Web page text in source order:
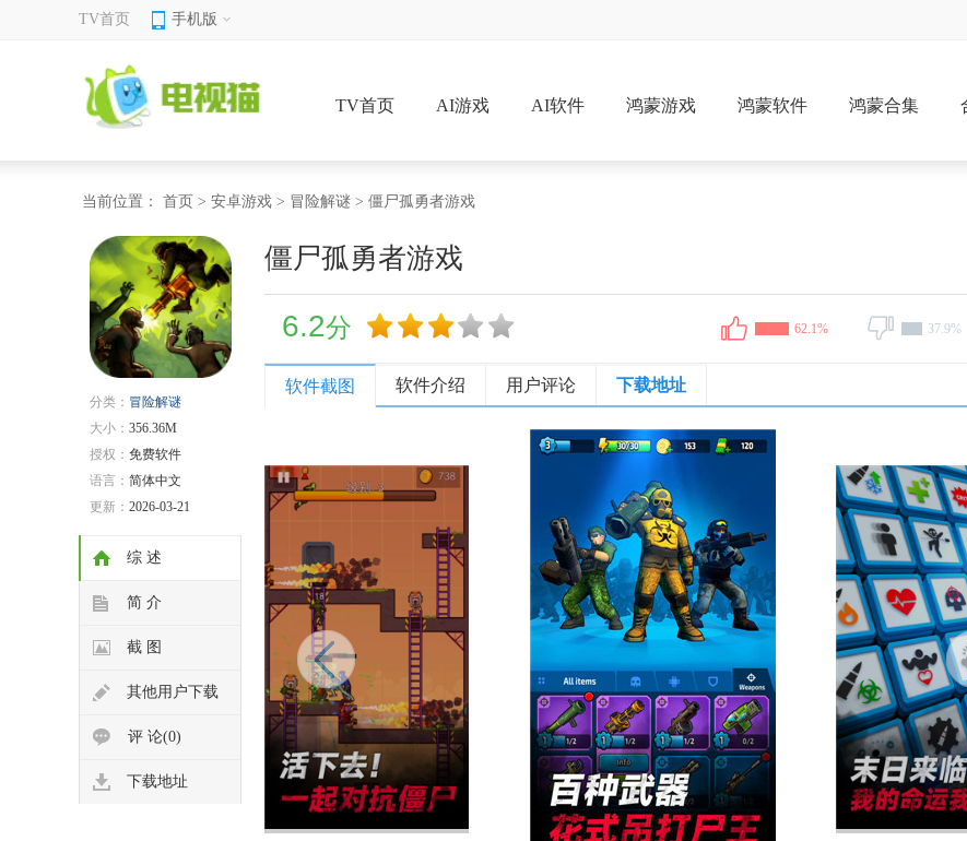
TV首页 手机版
TV首页 AI游戏 AI软件 鸿蒙游戏 鸿蒙软件 鸿蒙合集
当前位置： 首页 > 安卓游戏 > 冒险解谜 > 僵尸孤勇者游戏
分类： 冒险解谜
大小： 356.36M
授权： 免费软件
语言： 简体中文
更新： 2026-03-21
综 述
简 介
截 图
其他用户下载
评 论(0)
下载地址
僵尸孤勇者游戏
6.2分 62.1% 37.9%
软件截图 软件介绍 用户评论 下载地址